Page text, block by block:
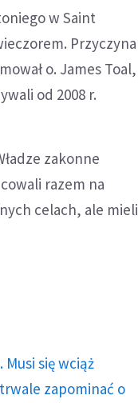
w Saint
Przyczyna
o. James Toal,
od 2008 r.
zakonne
razem na
celach, ale mieli
się wciąż
zapominać o